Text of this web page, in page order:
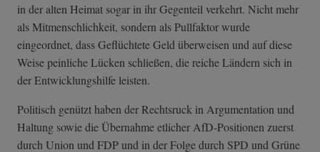
in der alten Heimat sogar in ihr Gegenteil verkehrt. Nicht mehr
als Mitmenschlichkeit, sondern als Pullfaktor wurde
eingeordnet, dass Geflüchtete Geld überweisen und auf diese
Weise peinliche Lücken schließen, die reiche Ländern sich in
der Entwicklungshilfe leisten.
Politisch genützt haben der Rechtsruck in Argumentation und
Haltung sowie die Übernahme etlicher AfD-Positionen zuerst
durch Union und FDP und in der Folge durch SPD und Grüne